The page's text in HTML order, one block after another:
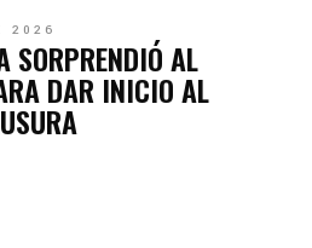
2026
SORPRENDIÓ AL
DAR INICIO AL